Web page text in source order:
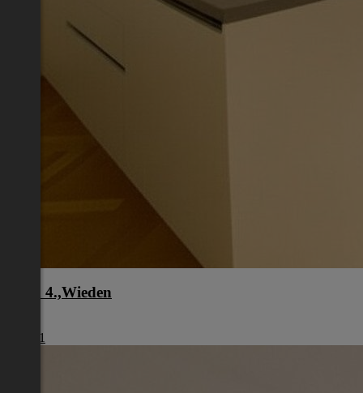
Wien 4.,Wieden
€ 1.461